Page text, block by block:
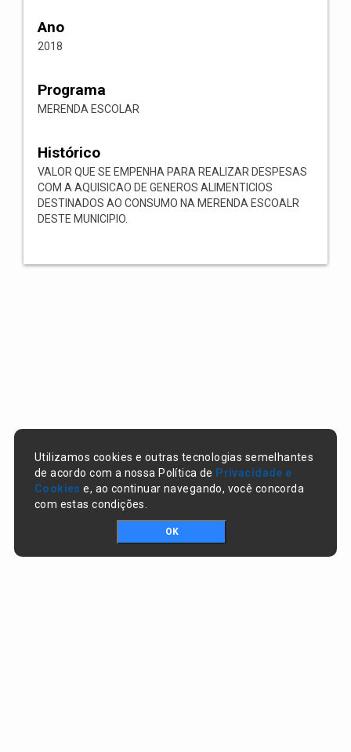
Ano
2018
Programa
MERENDA ESCOLAR
Histórico
VALOR QUE SE EMPENHA PARA REALIZAR DESPESAS
COM A AQUISICAO DE GENEROS ALIMENTICIOS
DESTINADOS AO CONSUMO NA MERENDA ESCOALR
DESTE MUNICIPIO.
Utilizamos cookies e outras tecnologias semelhantes
de acordo com a nossa Política de Privacidade e
Cookies e, ao continuar navegando, você concorda
com estas condições.
OK